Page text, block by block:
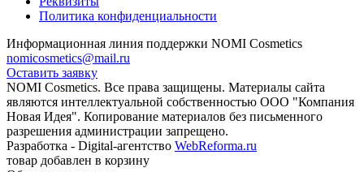
Политика конфиденциальности
Информационная линия поддержки NOMI Сosmetics
nomicosmetics@mail.ru
Оставить заявку
NOMI Сosmetics. Все права защищены. Материалы сайта
являются интеллектуальной собственностью ООО "Компания
Новая Идея". Копирование материалов без письменного
разрешения администрации запрещено.
Разработка - Digital-агентство WebReforma.ru
товар добавлен в корзину